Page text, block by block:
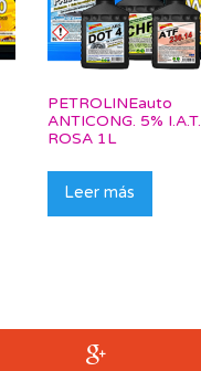
PETROLINEauto
ANTICONG. 5% I.A.T.
ROSA 1L
Leer más